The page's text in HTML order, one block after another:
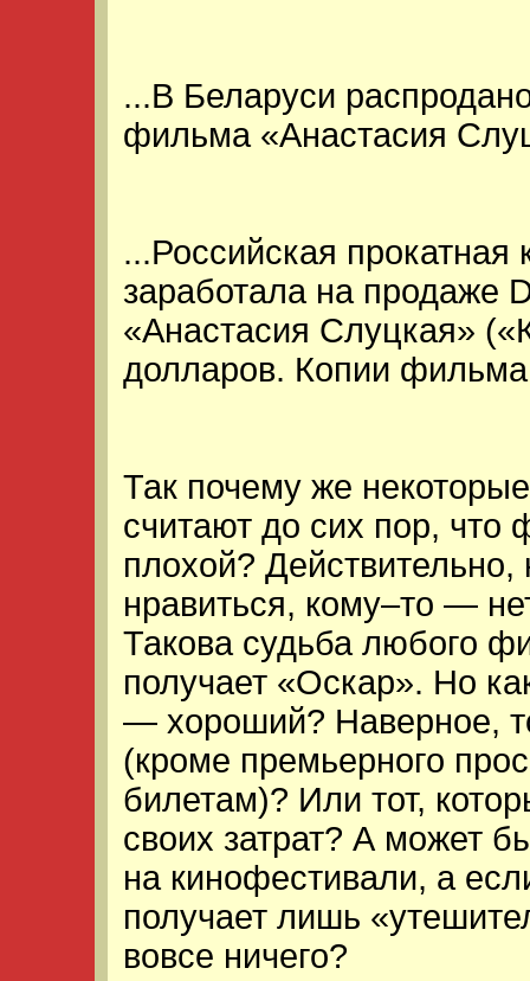
...В Беларуси
фильма «Анастасия
...Российская прокатная
заработала на продаже
«Анастасия Слуцкая»
долларов. Копии
Так почему же
считают до сих пор,
плохой?
нравиться, кому–то —
Такова судьба любого
получает «Оскар». Но
— хороший? Наверное,
(кроме премьерного
билетам)? Или тот,
своих затрат? А может
на кинофестивали, а
получает лишь
вовсе ничего?